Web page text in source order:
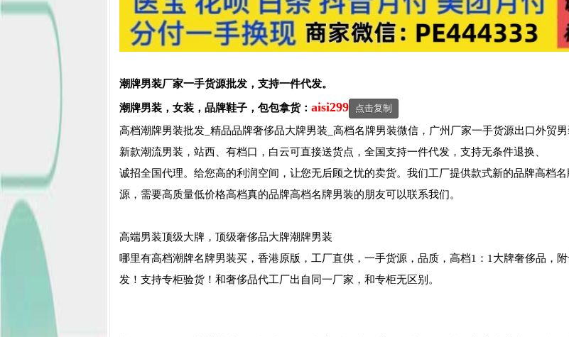
潮牌男装厂家一手货源批发，支持一件代发。
潮牌男装， 女装，品牌鞋子，包包拿货： aisi299 点击复制
高档潮牌男装批发_精品品牌奢侈品大牌男装_高档名牌男装微信，广州厂家一手货源出口外贸男
新款潮流男装，站西、有档口，白云可直接送货点，全国支持一件代发，支持无条件退换、
诚招全国代理。给您高的利润空间，让您无后顾之忧的卖货。我们工厂提供款式新的品牌高档
源，需要高质量低价格高档真的品牌高档名牌男装的朋友可以联系我们。
高端男装顶级大牌，顶级奢侈品大牌潮牌男装
哪里有高档潮牌名牌男装买，香港原版，工厂直供，一手货源，品质，高档1：1大牌奢侈品，
发！支持专柜验货！和奢侈品代工厂出自同一厂家，和专柜无区别。